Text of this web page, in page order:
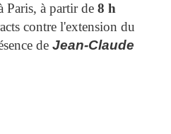
Paris, à partir de 8 h
contre l'extension du
de Jean-Claude